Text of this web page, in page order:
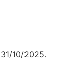
10/2025.